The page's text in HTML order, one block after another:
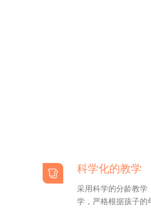
科学化的教学
采用科学的分龄教学
学，严格根据孩子的